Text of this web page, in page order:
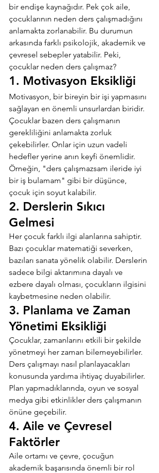
bir endişe kaynağıdır. Pek çok aile,
çocuklarının neden ders çalışmadığını
anlamakta zorlanabilir. Bu durumun
arkasında farklı psikolojik, akademik ve
çevresel sebepler yatabilir. Peki,
çocuklar neden ders çalışmaz?
1. Motivasyon Eksikliği
Motivasyon, bir bireyin bir işi yapmasını
sağlayan en önemli unsurlardan biridir.
Çocuklar bazen ders çalışmanın
gerekliliğini anlamakta zorluk
çekebilirler. Onlar için uzun vadeli
hedefler yerine anın keyfi önemlidir.
Örneğin, "ders çalışmazsam ileride iyi
bir iş bulamam" gibi bir düşünce,
çocuk için soyut kalabilir.
2. Derslerin Sıkıcı
Gelmesi
Her çocuk farklı ilgi alanlarına sahiptir.
Bazı çocuklar matematiği severken,
bazıları sanata yönelik olabilir. Derslerin
sadece bilgi aktarımına dayalı ve
ezbere dayalı olması, çocukların ilgisini
kaybetmesine neden olabilir.
3. Planlama ve Zaman
Yönetimi Eksikliği
Çocuklar, zamanlarını etkili bir şekilde
yönetmeyi her zaman bilemeyebilirler.
Ders çalışmayı nasıl planlayacakları
konusunda yardıma ihtiyaç duyabilirler.
Plan yapmadıklarında, oyun ve sosyal
medya gibi etkinlikler ders çalışmanın
önüne geçebilir.
4. Aile ve Çevresel
Faktörler
Aile ortamı ve çevre, çocuğun
akademik başarısında önemli bir rol